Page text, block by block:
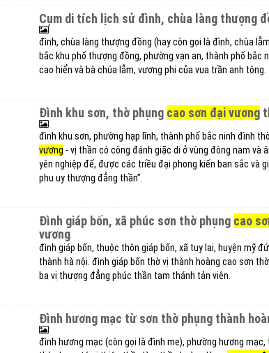
cụm di tích lịch sử đình, chùa làng thượng
đình, chùa làng thượng đồng (hay còn gọi là đình, chùa
bắc khu phố thượng đồng, phường vạn an, thành phố bắc
cao hiển và bà chúa lẫm, vương phi của vua trần anh tông.
đình khu sơn, thờ phụng cao sơn đại vương
đình khu sơn, phường hạp lĩnh, thành phố bắc ninh đình
vương - vị thần có công đánh giặc di ở vùng đông nam và
yên nghiệp đế, được các triều đại phong kiến ban sắc và
phu uy thượng đẳng thần”.
đình giáp bốn, xã phúc sơn thờ phụng cao
vương
đình giáp bốn, thuộc thôn giáp bốn, xã tuy lai, huyện mỹ
thành hà nội. đình giáp bốn thờ vị thành hoàng cao sơn
ba vị thượng đẳng phúc thần tam thánh tản viên.
đình hương mạc từ sơn thờ phụng thành
đình hương mạc (còn gọi là đình me), phường hương